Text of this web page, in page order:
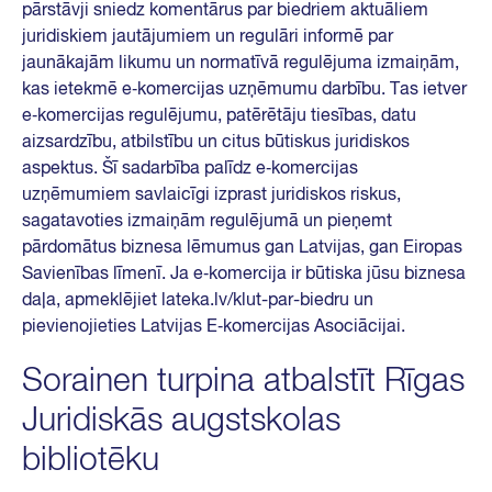
pārstāvji sniedz komentārus par biedriem aktuāliem
juridiskiem jautājumiem un regulāri informē par
jaunākajām likumu un normatīvā regulējuma izmaiņām,
kas ietekmē e‑komercijas uzņēmumu darbību. Tas ietver
e‑komercijas regulējumu, patērētāju tiesības, datu
aizsardzību, atbilstību un citus būtiskus juridiskos
aspektus. Šī sadarbība palīdz e‑komercijas
uzņēmumiem savlaicīgi izprast juridiskos riskus,
sagatavoties izmaiņām regulējumā un pieņemt
pārdomātus biznesa lēmumus gan Latvijas, gan Eiropas
Savienības līmenī. Ja e‑komercija ir būtiska jūsu biznesa
daļa, apmeklējiet lateka.lv/klut-par-biedru un
pievienojieties Latvijas E‑komercijas Asociācijai.
Sorainen turpina atbalstīt Rīgas
Juridiskās augstskolas
bibliotēku